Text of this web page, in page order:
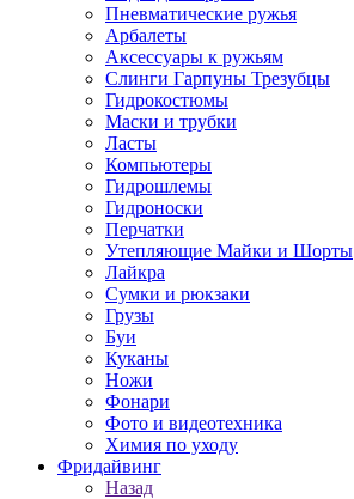
Пневматические ружья
Арбалеты
Аксессуары к ружьям
Слинги Гарпуны Трезубцы
Гидрокостюмы
Маски и трубки
Ласты
Компьютеры
Гидрошлемы
Гидроноски
Перчатки
Утепляющие Майки и Шорты
Лайкра
Сумки и рюкзаки
Грузы
Буи
Куканы
Ножи
Фонари
Фото и видеотехника
Химия по уходу
Фридайвинг
Назад